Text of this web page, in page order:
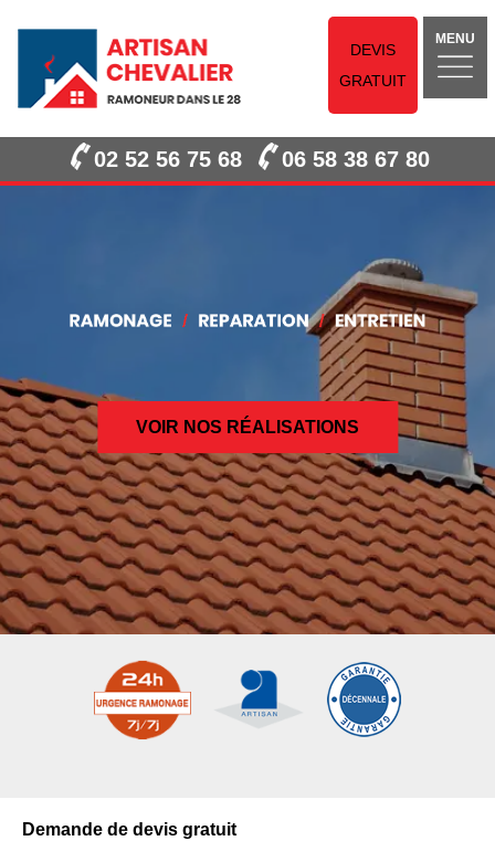
DEVIS
GRATUIT
MENU
02 52 56 75 68 06 58 38 67 80
VOIR NOS RÉALISATIONS
Demande de devis gratuit